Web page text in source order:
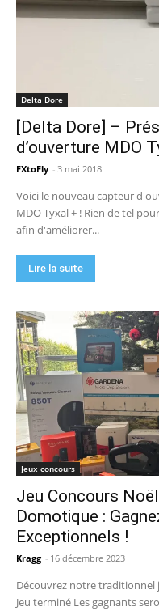
Delta Dore
[Delta Dore] –
d’ouverture MDO
FXtoFly - 3 mai 2018
Voici le nouveau capteur
MDO Tyxal + ! Rien de tel
afin d'améliorer...
Lire la suite
Jeux concours
Jeu Concours
Domotique :
Exceptionnels !
Kragg - 16 décembre 2023
Découvrez notre traditionnel
Jeu terminé Les gagnants